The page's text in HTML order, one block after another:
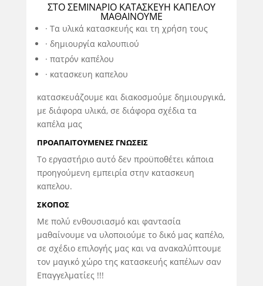
ΣΤΟ ΣΕΜΙΝΆΡΙΟ ΚΑΤΑΣΚΕΥΗ ΚΑΠΕΛΟΥ
ΜΑΘΑΊΝΟΥΜΕ
· Τα υλικά κατασκευής και τη χρήση τους
· δημιουργία καλουπιού
· πατρόν καπέλου
· κατασκευη καπελου
κατασκευάζουμε και διακοσμούμε δημιουργικά,
με διάφορα υλικά, σε διάφορα σχέδια τα
καπέλα μας
ΠΡΟΑΠΑΙΤΟΥΜΕΝΕΣ ΓΝΩΣΕΙΣ
Το εργαστήριο αυτό δεν προϋποθέτει κάποια
προηγούμενη εμπειρία στην κατασκευη
καπελου.
ΣΚΟΠΟΣ
Με πολύ ενθουσιασμό και φαντασία
μαθαίνουμε να υλοποιούμε το δικό μας καπέλο,
σε σχέδιο επιλογής μας και να ανακαλύπτουμε
τον μαγικό χώρο της κατασκευής καπέλων σαν
Επαγγελματίες !!!